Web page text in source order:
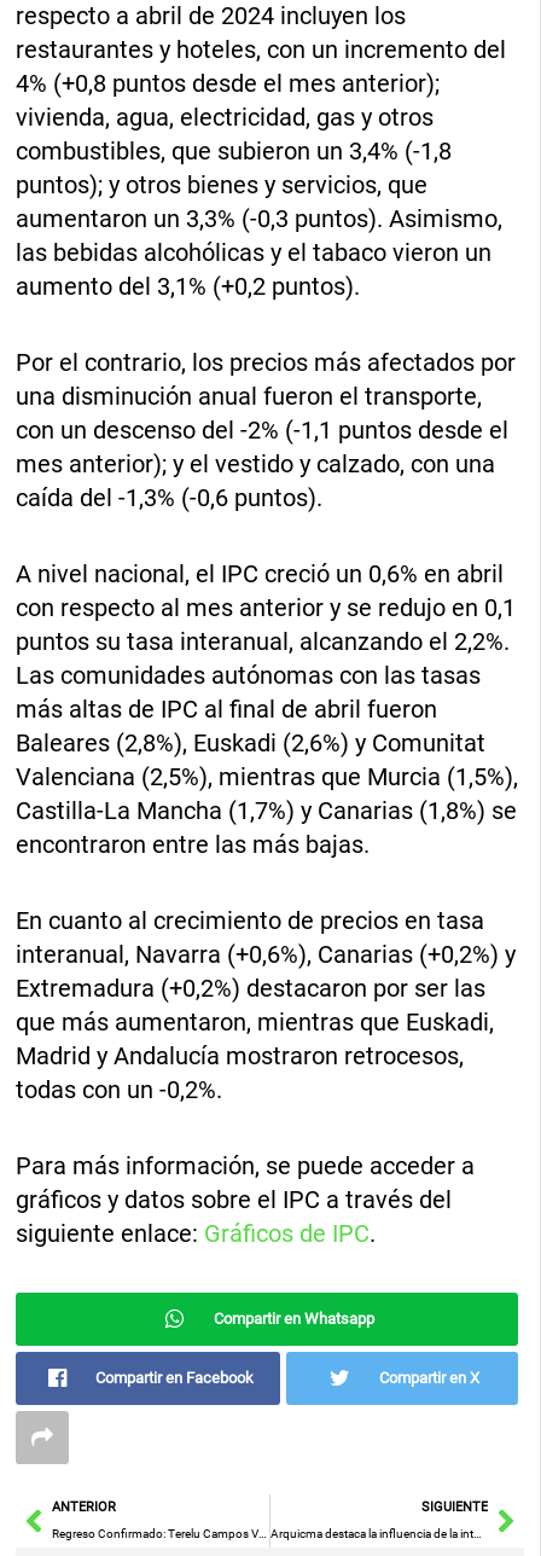
respecto a abril de 2024 incluyen los
restaurantes y hoteles, con un incremento del
4% (+0,8 puntos desde el mes anterior);
vivienda, agua, electricidad, gas y otros
combustibles, que subieron un 3,4% (-1,8
puntos); y otros bienes y servicios, que
aumentaron un 3,3% (-0,3 puntos). Asimismo,
las bebidas alcohólicas y el tabaco vieron un
aumento del 3,1% (+0,2 puntos).
Por el contrario, los precios más afectados por
una disminución anual fueron el transporte,
con un descenso del -2% (-1,1 puntos desde el
mes anterior); y el vestido y calzado, con una
caída del -1,3% (-0,6 puntos).
A nivel nacional, el IPC creció un 0,6% en abril
con respecto al mes anterior y se redujo en 0,1
puntos su tasa interanual, alcanzando el 2,2%.
Las comunidades autónomas con las tasas
más altas de IPC al final de abril fueron
Baleares (2,8%), Euskadi (2,6%) y Comunitat
Valenciana (2,5%), mientras que Murcia (1,5%),
Castilla-La Mancha (1,7%) y Canarias (1,8%) se
encontraron entre las más bajas.
En cuanto al crecimiento de precios en tasa
interanual, Navarra (+0,6%), Canarias (+0,2%) y
Extremadura (+0,2%) destacaron por ser las
que más aumentaron, mientras que Euskadi,
Madrid y Andalucía mostraron retrocesos,
todas con un -0,2%.
Para más información, se puede acceder a
gráficos y datos sobre el IPC a través del
siguiente enlace: Gráficos de IPC.
Compartir en Whatsapp
Compartir en Facebook Compartir en X
AntANTERIOR
Regreso Confirmado: Terelu Campos Volverá a la Pantalla ‘en las Mismas Condiciones’
SIGUIENTE
Arquicma destaca la influencia de la inteligencia artificial en la seguridad y salud laboral en su última jornada